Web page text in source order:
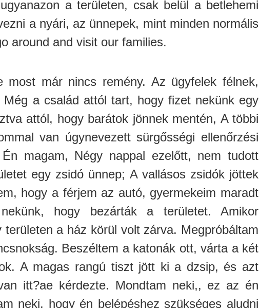
a területen, csak belül a betlehemi
a nyári, az ünnepek, mint minden normális
around and visit our families.
most már nincs remény. Az ügyfelek félnek,
a család attól tart, hogy fizet nekünk egy
attól, hogy barátok jönnek mentén, A többi
van úgynevezett sürgősségi ellenőrzési
magam, Négy nappal ezelőtt, nem tudott
egy zsidó ünnep; A vallásos zsidók jöttek
hogy a férjem az autó, gyermekeim maradt
hogy bezárták a területet. Amikor
a ház körül volt zárva. Megpróbáltam
Beszéltem a katonák ott, várta a két
A magas rangú tiszt jött ki a dzsip, és azt
itt?ae kérdezte. Mondtam neki,, ez az én
neki, hogy én belépéshez szükséges aludni